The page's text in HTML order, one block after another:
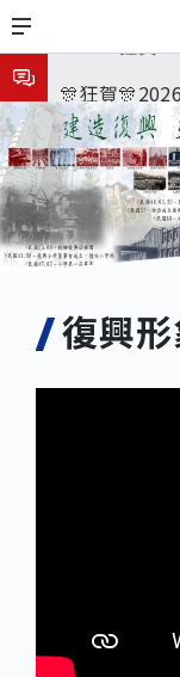
移
至
主
內
容
🎉🎉🎉狂賀
連續兩年錄
🎊狂賀
次雙星閃耀✨
115年校本部
取標準、
🎊
7月27日 中
8月3日 分科
🎉🎉🎉狂賀!
連續兩年錄
復興